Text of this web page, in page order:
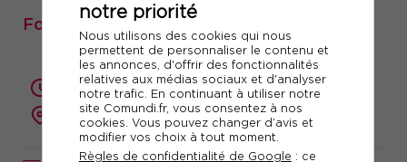
notre priorité
Nous utilisons des cookies qui nous
permettent de personnaliser le contenu et
les annonces, d'offrir des fonctionnalités
relatives aux médias sociaux et d'analyser
notre trafic. En continuant à utiliser notre
site Comundi.fr, vous consentez à nos
cookies. Vous pouvez changer d’avis et
modifier vos choix à tout moment.
Règles de confidentialité de Google : ce
Formation : Power BI, Prise en Main
3 jours (21 heures)
présentiel ou à distance